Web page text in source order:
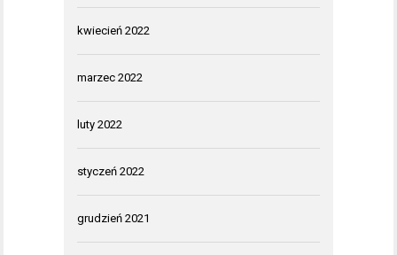
kwiecień 2022
marzec 2022
luty 2022
styczeń 2022
grudzień 2021